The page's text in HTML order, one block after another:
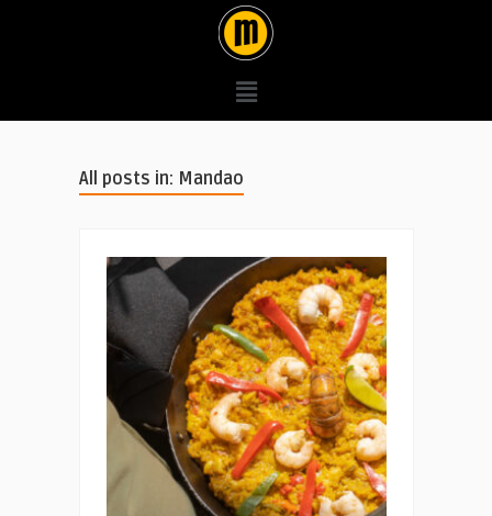
All posts in: Mandao